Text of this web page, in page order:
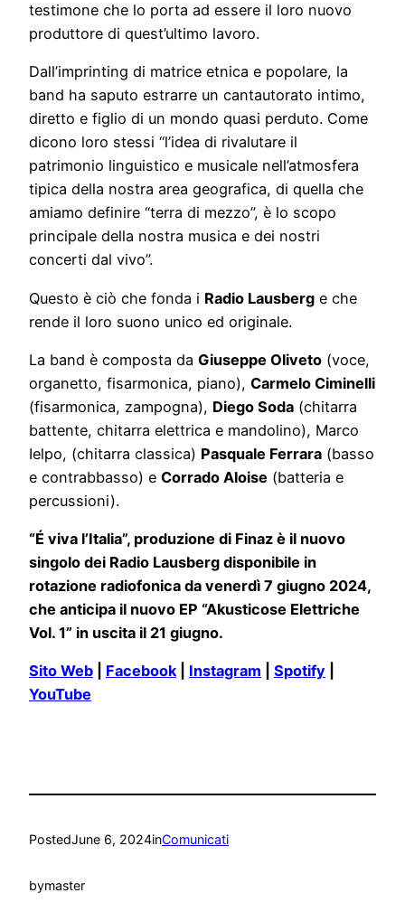
testimone che lo porta ad essere il loro nuovo
produttore di quest’ultimo lavoro.
Dall’imprinting di matrice etnica e popolare, la
band ha saputo estrarre un cantautorato intimo,
diretto e figlio di un mondo quasi perduto. Come
dicono loro stessi “l’idea di rivalutare il
patrimonio linguistico e musicale nell’atmosfera
tipica della nostra area geografica, di quella che
amiamo definire “terra di mezzo”, è lo scopo
principale della nostra musica e dei nostri
concerti dal vivo”.
Questo è ciò che fonda i Radio Lausberg e che
rende il loro suono unico ed originale.
La band è composta da Giuseppe Oliveto (voce,
organetto, fisarmonica, piano), Carmelo Ciminelli
(fisarmonica, zampogna), Diego Soda (chitarra
battente, chitarra elettrica e mandolino), Marco
Ielpo, (chitarra classica) Pasquale Ferrara (basso
e contrabbasso) e Corrado Aloise (batteria e
percussioni).
“É viva l’Italia”, produzione di Finaz è il nuovo
singolo dei Radio Lausberg disponibile in
rotazione radiofonica da venerdì 7 giugno 2024,
che anticipa il nuovo EP “Akusticose Elettriche
Vol. 1” in uscita il 21 giugno.
Sito Web Facebook| Instagram Spotify
YouTube
PostedJune 6, 2024inComunicati
bymaster